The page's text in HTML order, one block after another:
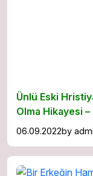
Ünlü Eski
Olma Hikayesi
06.09.2022by